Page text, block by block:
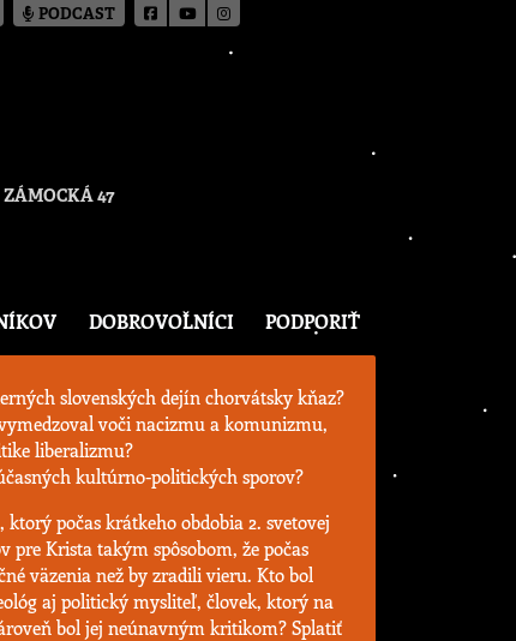
47
DOBROVOĽNÍCI PODPORIŤ
slovenských dejín chorvátsky kňaz?
voči nacizmu a komunizmu,
liberalizmu?
kultúrno-politických sporov?
počas krátkeho obdobia 2. svetovej
Krista takým spôsobom, že počas
väzenia než by zradili vieru. Kto bol
aj politický mysliteľ, človek, ktorý na
bol jej neúnavným kritikom? Splatiť
PODCAST